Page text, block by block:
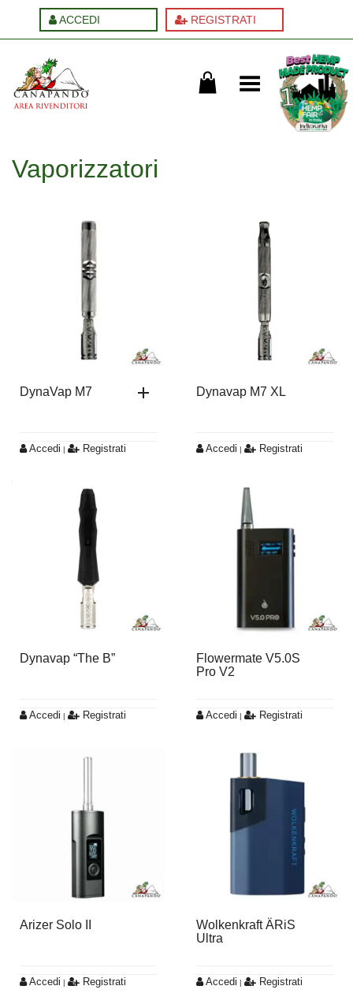
ACCEDI REGISTRATI
Cambia menu
Vaporizzatori
DynaVap M7
Accedi | Registrati
Dynavap M7 XL
Accedi | Registrati
Dynavap “The B”
Accedi | Registrati
Flowermate V5.0S
Pro V2
Accedi | Registrati
Arizer Solo II
Accedi | Registrati
Wolkenkraft ÄRiS
Ultra
Accedi | Registrati